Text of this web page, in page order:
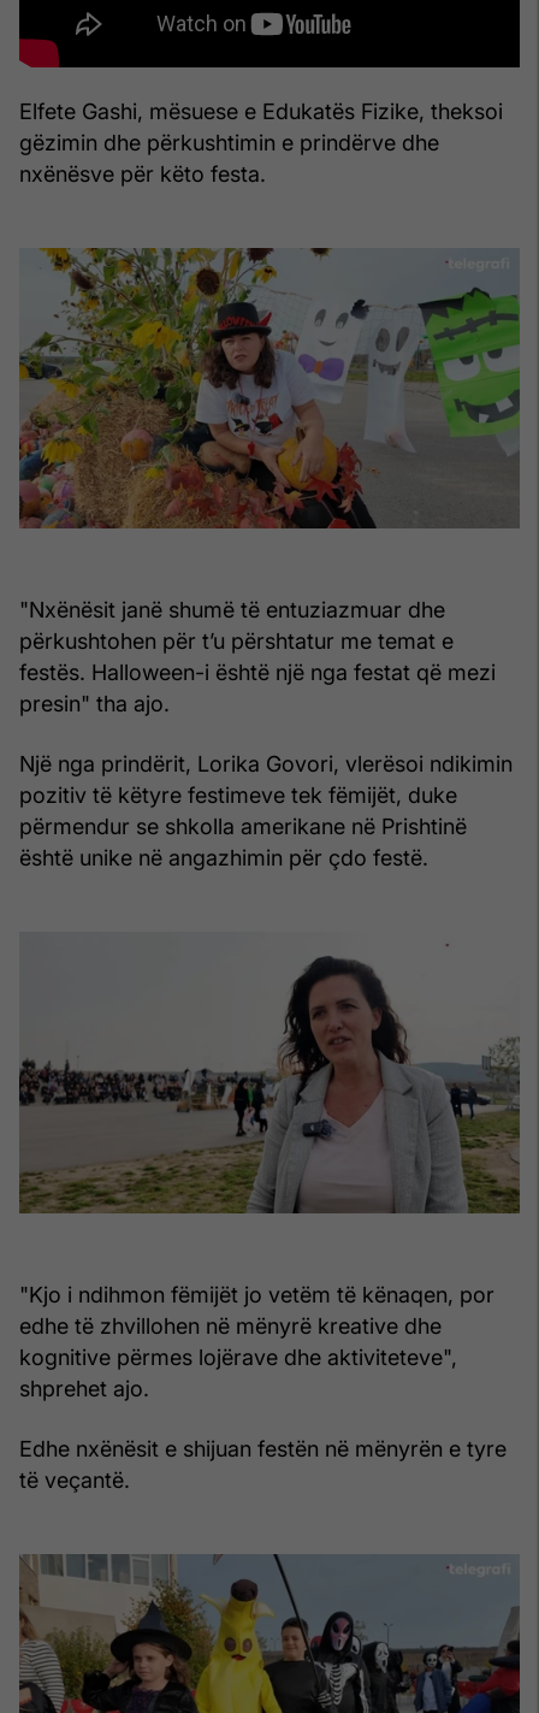
Elfete Gashi, mësuese e Edukatës Fizike, theksoi
gëzimin dhe përkushtimin e prindërve dhe
nxënësve për këto festa.
"Nxënësit janë shumë të entuziazmuar dhe
përkushtohen për t’u përshtatur me temat e
festës. Halloween-i është një nga festat që mezi
presin" tha ajo.
Një nga prindërit, Lorika Govori, vlerësoi ndikimin
pozitiv të këtyre festimeve tek fëmijët, duke
përmendur se shkolla amerikane në Prishtinë
është unike në angazhimin për çdo festë.
"Kjo i ndihmon fëmijët jo vetëm të kënaqen, por
edhe të zhvillohen në mënyrë kreative dhe
kognitive përmes lojërave dhe aktiviteteve",
shprehet ajo.
Edhe nxënësit e shijuan festën në mënyrën e tyre
të veçantë.